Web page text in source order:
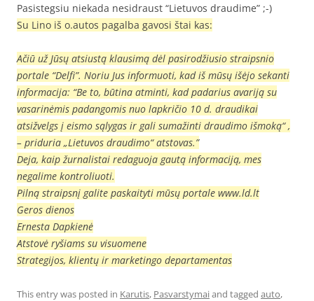
Pasistegsiu niekada nesidraust “Lietuvos draudime” ;-)
Su Lino iš o.autos pagalba gavosi štai kas:
Ačiū už Jūsų atsiustą klausimą dėl pasirodžiusio straipsnio
portale “Delfi”. Noriu Jus informuoti, kad iš mūsų išėjo sekanti
informacija: “Be to, būtina atminti, kad padarius avariją su
vasarinėmis padangomis nuo lapkričio 10 d. draudikai
atsižvelgs į eismo sąlygas ir gali sumažinti draudimo išmoką“ ,
– priduria „Lietuvos draudimo“ atstovas.”
Deja, kaip žurnalistai redaguoja gautą informaciją, mes
negalime kontroliuoti.
Pilną straipsnį galite paskaityti mūsų portale www.ld.lt
Geros dienos
Ernesta Dapkienė
Atstovė ryšiams su visuomene
Strategijos, klientų ir marketingo departamentas
This entry was posted in Karutis, Pasvarstymaiand tagged auto,